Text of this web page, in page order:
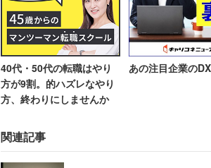
6位「千葉県」（3664人）
7位「兵庫県」（3300人）
市町村別では「横浜市」が1877人で最
中している。
40代・50代の転職はやり
方が9割。的ハズレなやり
方、終わりにしませんか
あの注目企業の
関連記事